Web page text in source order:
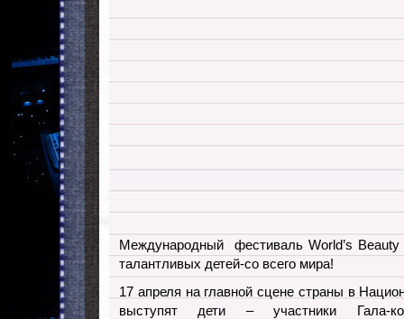
Международный фестиваль World’s Beauty
талантливых детей-со всего мира!
17 апреля на главной сцене страны в
выступят дети – участники Гала-